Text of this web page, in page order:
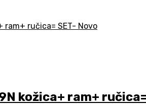
9N kožica+ ram+